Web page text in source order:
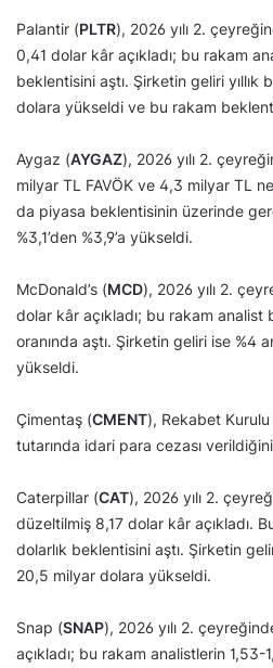
Palantir (PLTR), 2026 yılı 2.
0,41 dolar kâr açıkladı; bu rakam
beklentisini aştı. Şirketin geliri yıllık
dolara yükseldi ve bu rakam
Aygaz (AYGAZ), 2026 yılı 2.
milyar TL FAVÖK ve 4,3 milyar TL
da piyasa beklentisinin üzerinde
%3,1’den %3,9’a yükseldi.
McDonald’s (MCD), 2026 yılı 2.
dolar kâr açıkladı; bu rakam analist
oranında aştı. Şirketin geliri ise %4
yükseldi.
Çimentaş (CMENT), Rekabet Kurulu
tutarında idari para cezası
Caterpillar (CAT), 2026 yılı 2.
düzeltilmiş 8,17 dolar kâr açıkladı.
dolarlık beklentisini aştı. Şirketin
20,5 milyar dolara yükseldi.
Snap (SNAP), 2026 yılı 2.
açıkladı; bu rakam analistlerin 1,53-